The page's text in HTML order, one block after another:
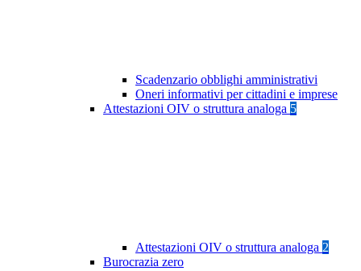
Scadenzario obblighi amministrativi
Oneri informativi per cittadini e imprese
Attestazioni OIV o struttura analoga 5
Attestazioni OIV o struttura analoga 2
Burocrazia zero